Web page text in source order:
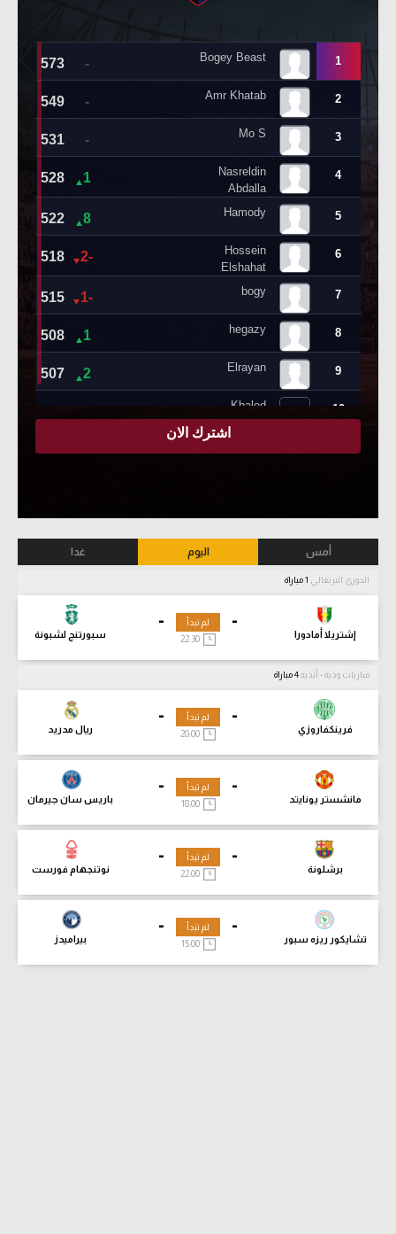
أمس اليوم غدا
الدوري البرتغالي
-
إشتريلا أمادورا
-
سبورتنج لشبونة
لم تبدأ
مباريات ودية - أندية
-
فرينكفاروزي
-
ريال مدريد
لم تبدأ
-
مانشستر يونايتد
-
باريس سان جيرمان
لم تبدأ
18:00
-
برشلونة
-
نوتنجهام فورست
لم تبدأ
-
تشايكور ريزه سبور
-
بيراميدز
لم تبدأ
15:00